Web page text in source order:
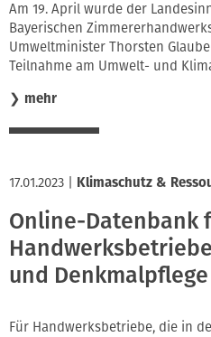
Am 19. April wurde der
Bayerischen
Umweltminister Thorsten
Teilnahme am Umwelt- und
❯ mehr
17.01.2023 Klimaschutz &
Online-Datenbank
und Denkmalpflege
Für Handwerksbetriebe, die in